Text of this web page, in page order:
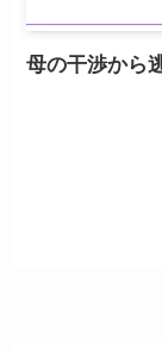
母の干渉から